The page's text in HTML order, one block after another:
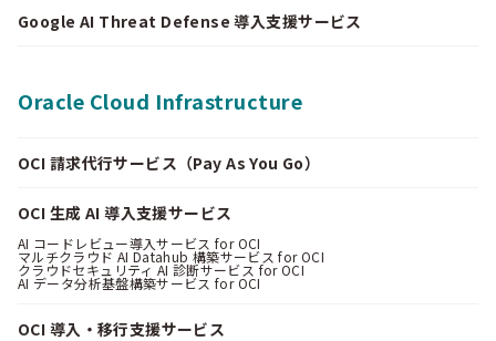
Google AI Threat Defense 導入支援サービス
Oracle Cloud Infrastructure
OCI 請求代行サービス（Pay As You Go）
OCI 生成 AI 導入支援サービス
AI コードレビュー導入サービス for OCI
マルチクラウド AI Datahub 構築サービス for OCI
クラウドセキュリティ AI 診断サービス for OCI
AI データ分析基盤構築サービス for OCI
OCI 導入・移行支援サービス